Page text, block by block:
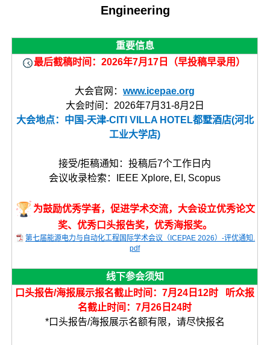
Engineering
重要信息
最后截稿时间：2026年7月17日（早投稿早录用）
大会官网：www.icepae.org
大会时间：2026年7月31-8月2日
大会地点：中国-天津-CITI VILLA HOTEL都墅酒店(河北
工业大学店)
接受/拒稿通知：投稿后7个工作日内
会议收录检索：IEEE Xplore, EI, Scopus
为鼓励优秀学者，促进学术交流，大会设立优秀论文
奖、优秀口头报告奖，优秀海报奖。
第七届能源电力与自动化工程国际学术会议（ICEPAE 2026）-评优通知.
pdf
线下参会须知
口头报告/海报展示报名截止时间：7月24日12时 听众报
名截止时间：7月26日24时
*口头报告/海报展示名额有限，请尽快报名